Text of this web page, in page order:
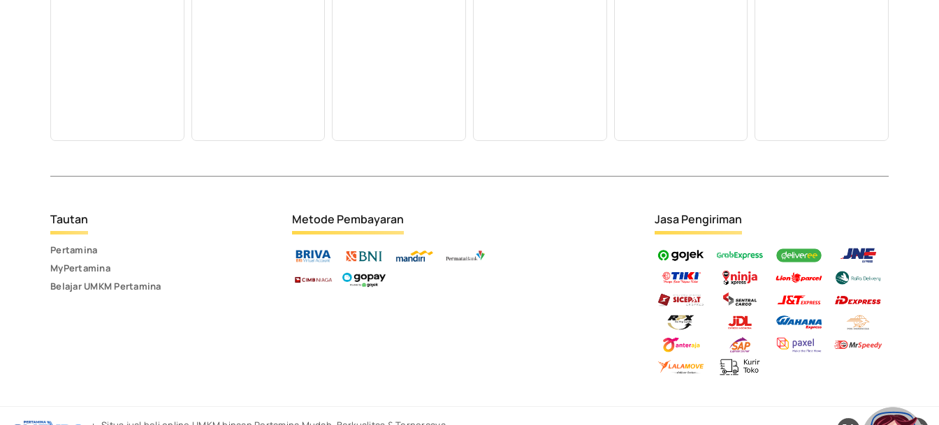
Tautan
Pertamina
MyPertamina
Belajar UMKM Pertamina
Metode Pembayaran Jasa Pengiriman